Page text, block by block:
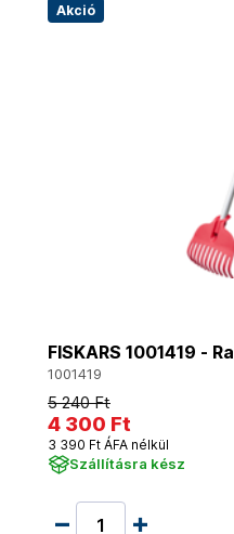
Akció
FISKARS 1001419 -
1001419
5 240 Ft
4 300 Ft
3 390 Ft ÁFA nélkül
Szállításra kész